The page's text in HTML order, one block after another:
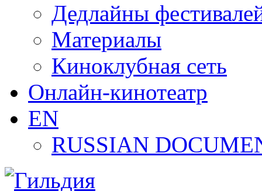
Дедлайны
Материалы
Киноклубная сеть
Онлайн-кинотеатр
EN
RUSSIAN